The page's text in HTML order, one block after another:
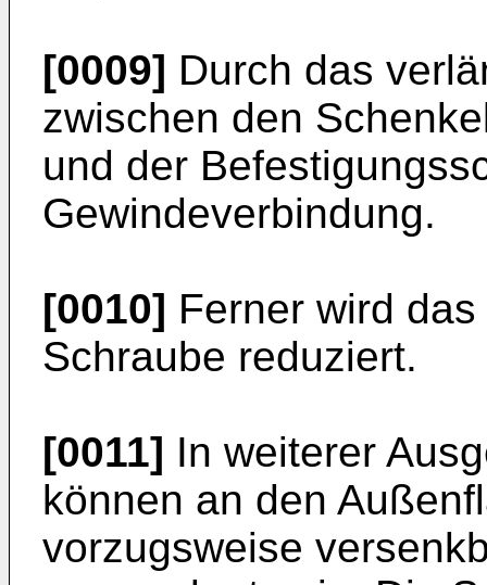
[0009] Durch das
zwischen den
und der
Gewindeverbindung.
[0010] Ferner wird
Schraube reduziert.
[0011] In weiterer
können an den
vorzugsweise